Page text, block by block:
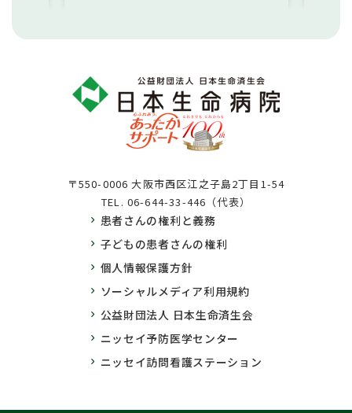
〒550-0006 大阪市西区江之子島2丁目1-54
TEL. 06-644-33-446（代表）
患者さんの権利と義務
子どもの患者さんの権利
個人情報保護方針
ソーシャルメディア利用規約
公益財団法人 日本生命済生会
ニッセイ予防医学センター
ニッセイ訪問看護ステーション